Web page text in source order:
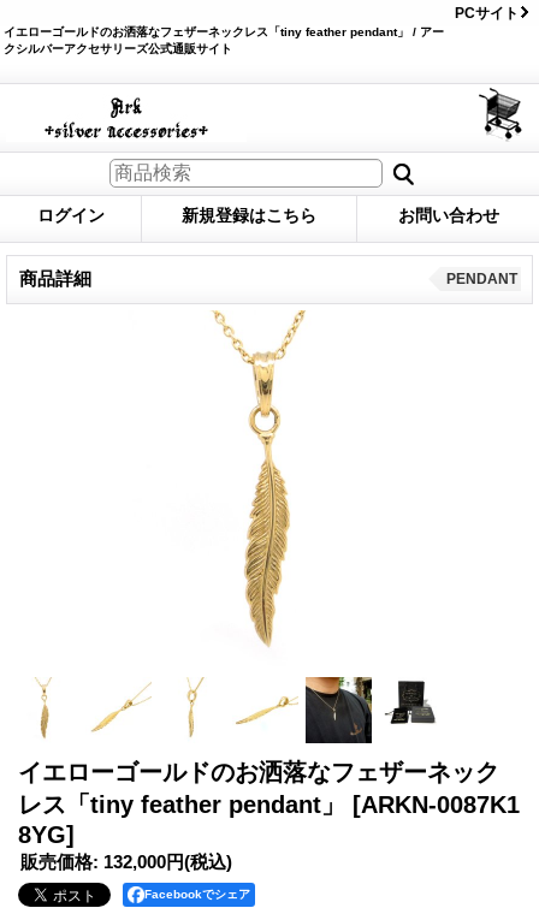
イエローゴールドのお洒落なフェザーネックレス「tiny feather pendant」 / アー
クシルバーアクセサリーズ公式通販サイト
PCサイト
ログイン 新規登録はこちら お問い合わせ
商品詳細 PENDANT
イエローゴールドのお洒落なフェザーネック
レス「tiny feather pendant」
[ARKN-0087K1
8YG]
販売価格: 132,000円(税込)
Facebookでシェア